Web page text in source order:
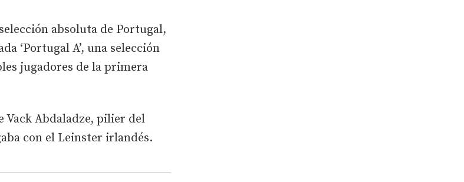
absoluta de Portugal,
‘Portugal A’, una selección
jugadores de la primera
Vack Abdaladze, pilier del
con el Leinster irlandés.